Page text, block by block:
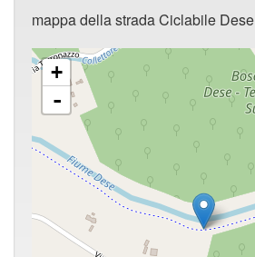
mappa della strada Ciclabile Dese
+
-